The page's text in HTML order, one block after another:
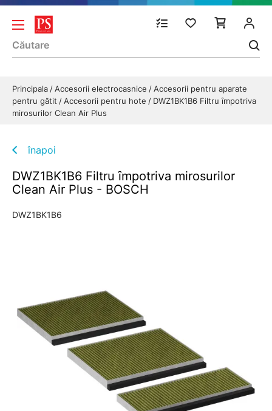
Principala Accesorii electrocasnice
Accesorii pentru aparate
pentru gătit
Accesorii pentru hote
DWZ1BK1B6 Filtru ȋmpotriva
mirosurilor Clean Air Plus
înapoi
DWZ1BK1B6 Filtru ȋmpotriva mirosurilor
Clean Air Plus - BOSCH
DWZ1BK1B6